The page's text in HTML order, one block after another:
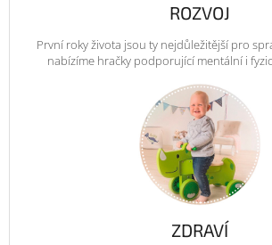
ROZVOJ
První roky života jsou ty nejdůležitější pro
nabízíme hračky podporující mentální i
ZDRAVÍ